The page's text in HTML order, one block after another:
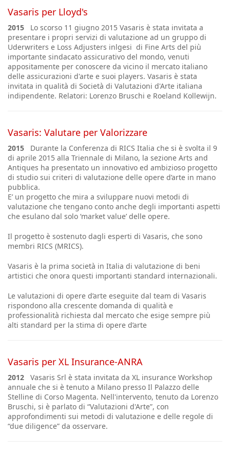
Vasaris per Lloyd's
2015 Lo scorso 11 giugno 2015 Vasaris è stata invitata a
presentare i propri servizi di valutazione ad un gruppo di
Uderwriters e Loss Adjusters inlgesi di Fine Arts del più
importante sindacato assicurativo del mondo, venuti
appositamente per conoscere da vicino il mercato italiano
delle assicurazioni d'arte e suoi players. Vasaris è stata
invitata in qualità di Società di Valutazioni d'Arte italiana
indipendente. Relatori: Lorenzo Bruschi e Roeland Kollewijn.
Vasaris: Valutare per Valorizzare
2015 Durante la Conferenza di RICS Italia che si è svolta il 9
di aprile 2015 alla Triennale di Milano, la sezione Arts and
Antiques ha presentato un innovativo ed ambizioso progetto
di studio sui criteri di valutazione delle opere d’arte in mano
pubblica.
E’ un progetto che mira a sviluppare nuovi metodi di
valutazione che tengano conto anche degli importanti aspetti
che esulano dal solo ‘market value’ delle opere.
Il progetto è sostenuto dagli esperti di Vasaris, che sono
membri RICS (MRICS).
Vasaris è la prima società in Italia di valutazione di beni
artistici che onora questi importanti standard internazionali.
Le valutazioni di opere d’arte eseguite dal team di Vasaris
rispondono alla crescente domanda di qualità e
professionalità richiesta dal mercato che esige sempre più
alti standard per la stima di opere d’arte
Vasaris per XL Insurance-ANRA
2012 Vasaris Srl è stata invitata da XL insurance Workshop
annuale che si è tenuto a Milano presso Il Palazzo delle
Stelline di Corso Magenta. Nell'intervento, tenuto da Lorenzo
Bruschi, si è parlato di “Valutazioni d'Arte”, con
approfondimenti sui metodi di valutazione e delle regole di
“due diligence” da osservare.